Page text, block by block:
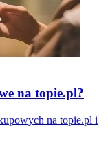
na topie.pl?
na topie.pl i